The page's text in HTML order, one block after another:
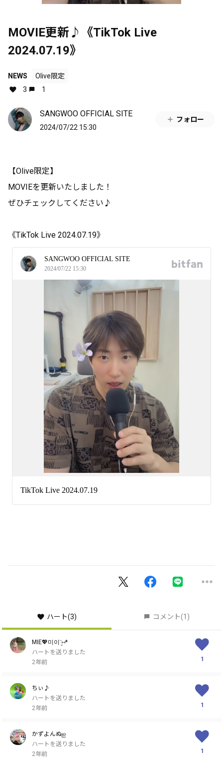
MOVIE更新♪《TikTok Live
2024.07.19》
NEWS
Olive限定
3
1
SANGWOO OFFICIAL SITE
2024/07/22 15:30
フォロー
【Olive限定】
MOVIEを更新いたしました！
ぜひチェックしてください♪
《TikTok Live 2024.07.19》
ハート(3) コメント(1)
MIE💖미이¨̮⑅*
ハートを送りました
2年前
1
ちぃ♪
ハートを送りました
2年前
1
かずよんぬஐ
ハートを送りました
2年前
1